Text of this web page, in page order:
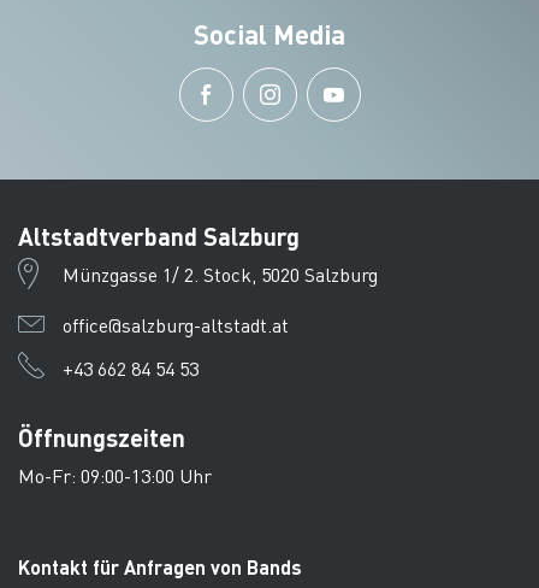
Social Media
Altstadtverband Salzburg
Münzgasse 1/ 2. Stock, 5020 Salzburg
office@salzburg-altstadt.at
+43 662 84 54 53
Öffnungszeiten
Mo-Fr: 09:00-13:00 Uhr
Kontakt für Anfragen von Bands